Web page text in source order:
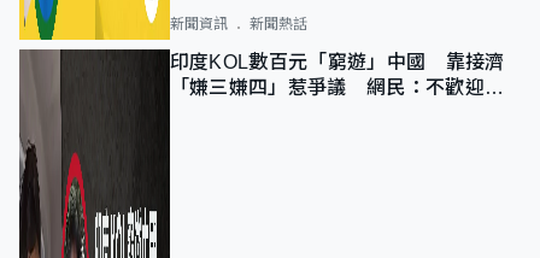
新聞資訊 新聞熱話
印度KOL數百元「窮遊」中國 靠接濟
「嫌三嫌四」惹爭議 網民：不歡迎劣